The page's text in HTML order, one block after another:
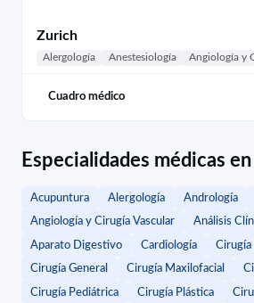
Zurich
Alergología Anestesiología Angiología y
Cuadro médico
Especialidades médicas
Acupuntura Alergología Andrología
Angiología y Cirugía Vascular Análisis
Aparato Digestivo Cardiología Cirugía
Cirugía General Cirugía Maxilofacial
Cirugía Pediátrica Cirugía Plástica